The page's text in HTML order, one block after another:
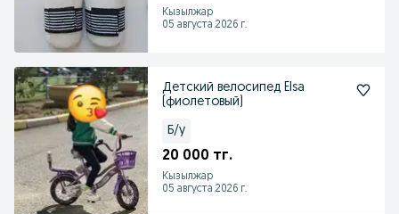
Кызылжар
05 августа 2026 г.
Детский велосипед Elsa
(фиолетовый)
Б/у
20 000 тг.
Кызылжар
05 августа 2026 г.